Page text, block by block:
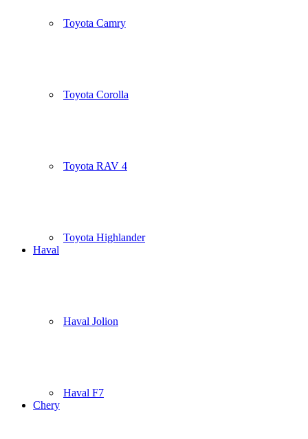
Toyota Camry
Toyota Corolla
Toyota RAV 4
Toyota Highlander
Haval
Haval Jolion
Haval F7
Chery